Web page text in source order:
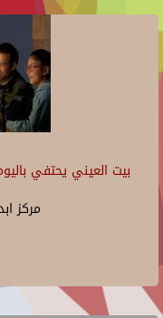
بيت العيني يحتفي
مركز